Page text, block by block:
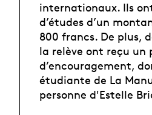
internationaux. Ils
d’études d’un
800 francs. De plus,
la relève ont reçu un
d’encouragement,
étudiante de La
personne d'Estelle